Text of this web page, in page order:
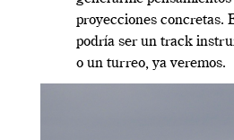
proyecciones concretas.
podría ser un track
o un turreo, ya veremos.